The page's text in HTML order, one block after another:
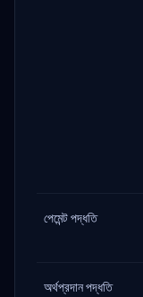
পেমেন্ট পদ্ধতি
অর্থপ্রদান পদ্ধতি